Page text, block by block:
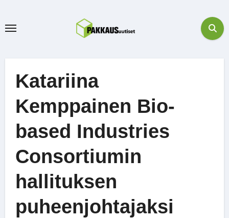
Katariina
Kemppainen Bio-
based Industries
Consortiumin
hallituksen
puheenjohtajaksi